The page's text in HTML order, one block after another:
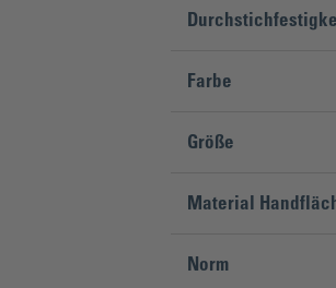
Farbe
Größe
Material
Norm